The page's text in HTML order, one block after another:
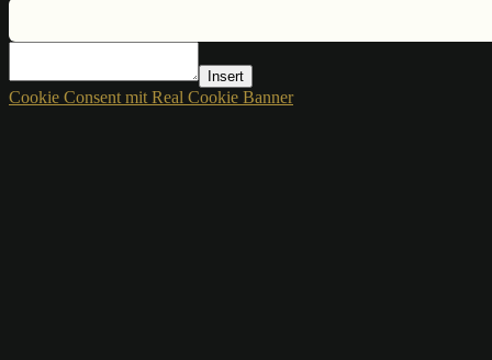
Insert
Cookie Consent mit Real Cookie Banner